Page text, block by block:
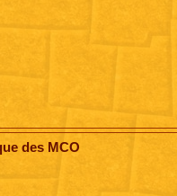
des MCO